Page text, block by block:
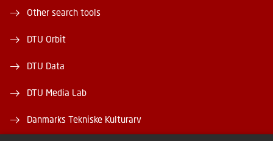
Other search tools
DTU Orbit
DTU Data
DTU Media Lab
Danmarks Tekniske Kulturarv